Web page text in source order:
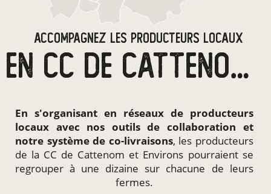
ACCOMPAGNEZ LES PRODUCTEURS LOCAUX
EN CC DE CATTENOM ET ENVIRONS
En s'organisant en réseaux de producteurs
locaux avec nos outils de collaboration et
notre système de co-livraisons, les producteurs
de la CC de Cattenom et Environs pourraient se
regrouper à une dizaine sur chacune de leurs
fermes.